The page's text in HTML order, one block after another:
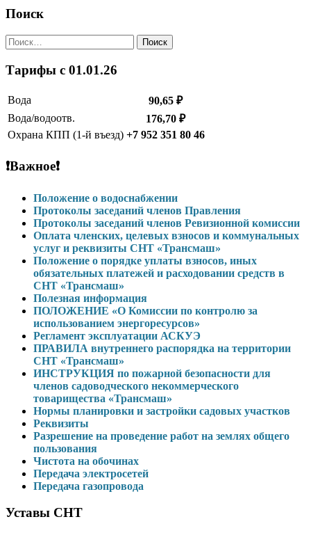
Поиск
Найти:
Тарифы c 01.01.26
Вода
90,65 ₽
Вода/водоотв.
176,70 ₽
Охрана КПП (1-й въезд) +7 952 351 80 46
❗Важное❗
Положение о водоснабжении
Протоколы заседаний членов Правления
Протоколы заседаний членов Ревизионной комиссии
Оплата членских, целевых взносов и коммунальных
услуг и реквизиты СНТ «Трансмаш»
Положение о порядке уплаты взносов, иных
обязательных платежей и расходовании средств в
СНТ «Трансмаш»
Полезная информация
ПОЛОЖЕНИЕ «О Комиссии по контролю за
использованием энергоресурсов»
Регламент эксплуатации АСКУЭ
ПРАВИЛА внутреннего распорядка на территории
СНТ «Трансмаш»
ИНСТРУКЦИЯ по пожарной безопасности для
членов садоводческого некоммерческого
товарищества «Трансмаш»
Нормы планировки и застройки садовых участков
Реквизиты
Разрешение на проведение работ на землях общего
пользования
Чистота на обочинах
Передача электросетей
Передача газопровода
Уставы СНТ